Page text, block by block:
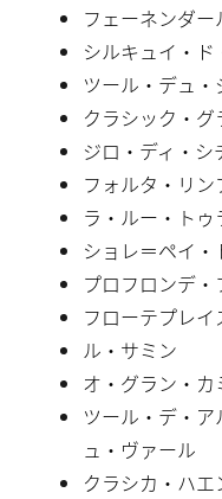
フェーネンダ
シルキュイ・
ツール・デュ・
クラシック・
ジロ・ディ・シ
フォルタ・リ
ラ・ルー・ト
ショレ＝ペイ
プロフロンデ
フローテプレ
ル・サミン
オ・グラン・カ
ツール・デ・
ュ・ヴァール
クラシカ・ハ